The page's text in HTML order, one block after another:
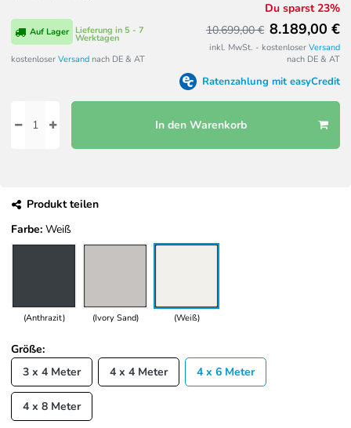
Lieferung in 5 - 7
Werktagen
Auf Lager
kostenloser Versand nach DE & AT
Du sparst 23%
10.699,00 € 8.189,00 €
inkl. MwSt. - kostenloser Versand
nach DE & AT
Ratenzahlung mit easyCredit
In den Warenkorb
Produkt teilen
Farbe: Weiß
(Anthrazit) (Ivory Sand) (Weiß)
Größe:
3 x 4 Meter
4 x 4 Meter 4 x 6 Meter
4 x 8 Meter